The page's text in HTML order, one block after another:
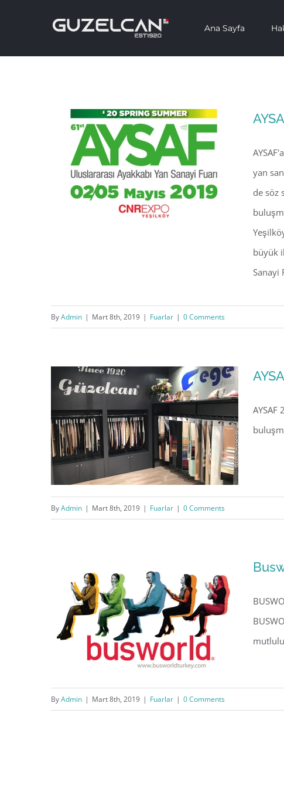
Ana Sayfa
CNREXPO
yan
de söz
büyük
Sanayi
ByAdmin | Mart 8th, 2019 | Fuarlar | 0 Comments
ISTANBUL
AYSAF
ByAdmin | Mart 8th, 2019 | Fuarlar | 0 Comments
ByAdmin | Mart 8th, 2019 | Fuarlar | 0 Comments